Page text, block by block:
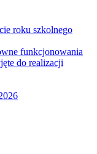
roku szkolnego
funkcjonowania
do realizacji